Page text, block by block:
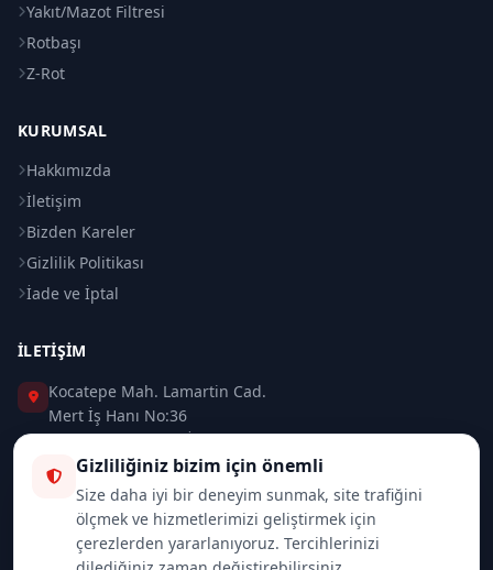
Yakıt/Mazot Filtresi
Rotbaşı
Z-Rot
KURUMSAL
Hakkımızda
İletişim
Bizden Kareler
Gizlilik Politikası
İade ve İptal
İLETIŞIM
Kocatepe Mah. Lamartin Cad.
Mert İş Hanı No:36
Taksim / Beyoğlu / İSTANBUL
0 (212) 235 37 83
0 (532) 418 08 46
Gizliliğiniz bizim için önemli
Size daha iyi bir deneyim sunmak, site trafiğini
ölçmek ve hizmetlerimizi geliştirmek için
çerezlerden yararlanıyoruz. Tercihlerinizi